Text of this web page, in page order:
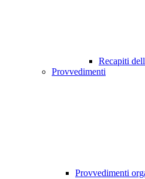
Recapiti
Provvedimenti
Provvedimenti